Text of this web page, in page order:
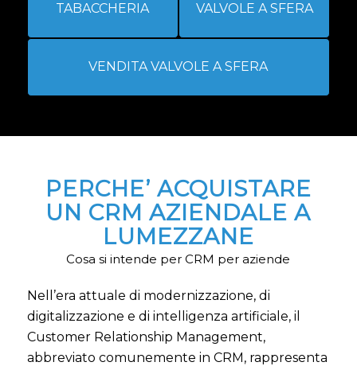
TABACCHERIA VALVOLE A SFERA
VENDITA VALVOLE A SFERA
PERCHE’ ACQUISTARE
UN CRM AZIENDALE A
LUMEZZANE
Cosa si intende per CRM per aziende
Nell’era attuale di modernizzazione, di
digitalizzazione e di intelligenza artificiale, il
Customer Relationship Management,
abbreviato comunemente in CRM, rappresenta